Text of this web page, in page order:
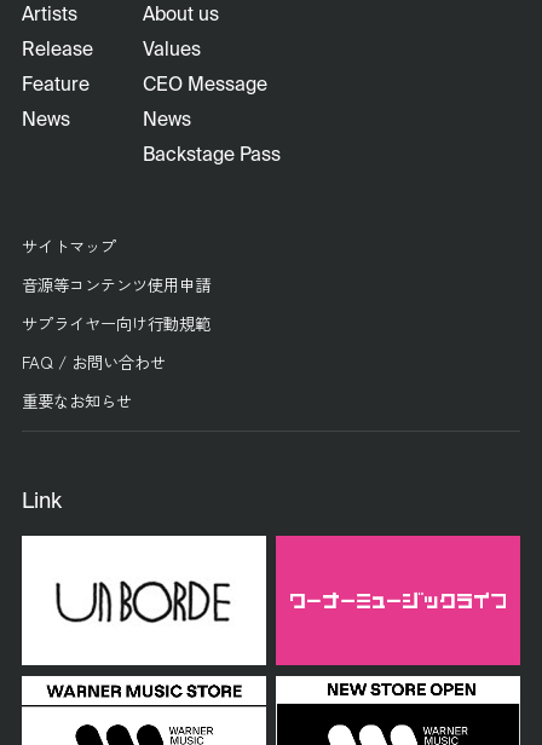
Artists
Release
Feature
News
About us
Values
CEO Message
News
Backstage Pass
サイトマップ
音源等コンテンツ使用申請
サプライヤー向け行動規範
FAQ / お問い合わせ
重要なお知らせ
Link